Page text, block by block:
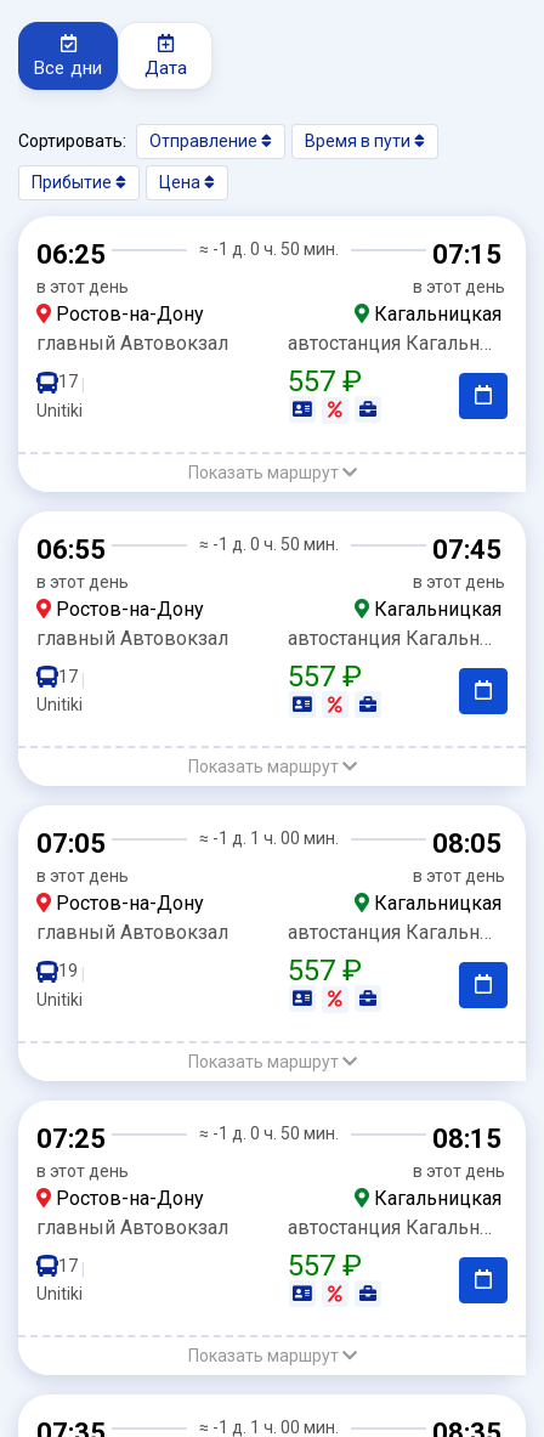
Все дни Дата
Сортировать: Отправление Время в пути
Прибытие Цена
06:25
в этот день
≈ -1 д. 0 ч. 50 мин. 07:15
в этот день
Ростов-на-Дону
Кагальницкая
главный Автовокзал
автостанция Кагальницкая
17 |
Unitiki
557 ₽
Показать маршрут
06:55
в этот день
≈ -1 д. 0 ч. 50 мин. 07:45
в этот день
Ростов-на-Дону
Кагальницкая
главный Автовокзал
автостанция Кагальницкая
17 |
Unitiki
557 ₽
Показать маршрут
07:05
в этот день
≈ -1 д. 1 ч. 00 мин. 08:05
в этот день
Ростов-на-Дону
Кагальницкая
главный Автовокзал
автостанция Кагальницкая
19 |
Unitiki
557 ₽
Показать маршрут
07:25
в этот день
≈ -1 д. 0 ч. 50 мин. 08:15
в этот день
Ростов-на-Дону
Кагальницкая
главный Автовокзал
автостанция Кагальницкая
17 |
Unitiki
557 ₽
Показать маршрут
≈ -1 д. 1 ч. 00 мин.